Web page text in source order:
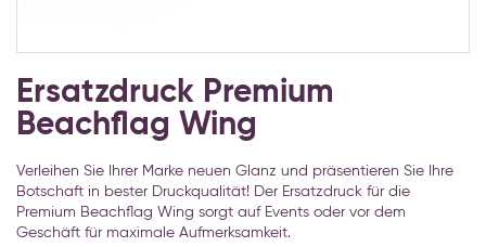
Anfang
der
Bildgalerie
Ersatzdruck Premium
Beachflag Wing
Verleihen Sie Ihrer Marke neuen Glanz und präsentieren Sie Ihre
Botschaft in bester Druckqualität! Der Ersatzdruck für die
Premium Beachflag Wing sorgt auf Events oder vor dem
Geschäft für maximale Aufmerksamkeit.